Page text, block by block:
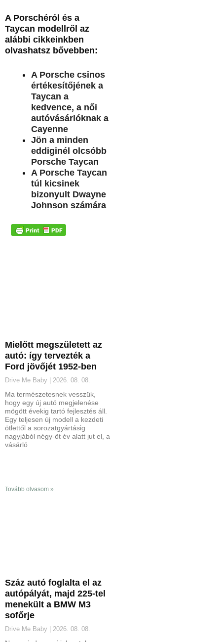
A Porschéról és a
Taycan modellről az
alábbi cikkeinkben
olvashatsz bővebben:
A Porsche csinos
értékesítőjének a
Taycan a
kedvence, a női
autóvásárlóknak a
Cayenne
Jön a minden
eddiginél olcsóbb
Porsche Taycan
A Porsche Taycan
túl kicsinek
bizonyult Dwayne
Johnson számára
Mielőtt megszületett az
autó: így tervezték a
Ford jövőjét 1952-ben
Drive Me Baby 2026. 08. 08.
Ma természetesnek vesszük,
hogy egy új autó megjelenése
mögött évekig tartó fejlesztés áll.
Egy teljesen új modell a kezdeti
ötlettől a sorozatgyártásig
nagyjából négy-öt év alatt jut el, a
vásárló
Tovább olvasom »
Száz autó foglalta el az
autópályát, majd 225-tel
menekült a BMW M3
sofőrje
Drive Me Baby 2026. 08. 08.